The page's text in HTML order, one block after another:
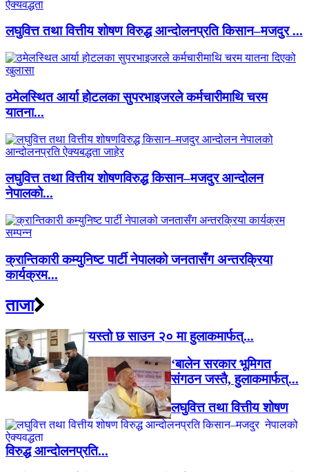
लघुवित्त तथा वित्तीय शोषण विरुद्ध आन्दोलनप्रति किसान–मजदुर ...
ठमेलस्थित आर्या होटलका सुपरभाइजरले कर्मचारीमाथि चरम
यातना...
लघुवित्त तथा वित्तीय शोषणविरुद्ध किसान–मजदुर आन्दोलन
नेपालको...
क्रान्तिकारी कम्युनिष्ट पार्टी नेपालको जनतासँग अन्तरक्रिया
कार्यक्रम...
ताजा
यस्तो छ साउन २० मा हुलाकमार्फत्...
‘बालेन सरकार भूमिगत
संगठन जस्तै, हुलाकमार्फत्...
लघुवित्त तथा वित्तीय शोषण
विरुद्ध आन्दोलनप्रति...